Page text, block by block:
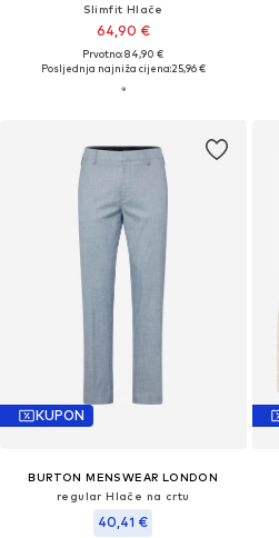
Slimfit Hlače
64,90 €
Prvotno: 84,90 €
Posljednja najniža cijena:25,96 €
KUPON
BURTON MENSWEAR LONDON
regular Hlače na crtu
40,41 €